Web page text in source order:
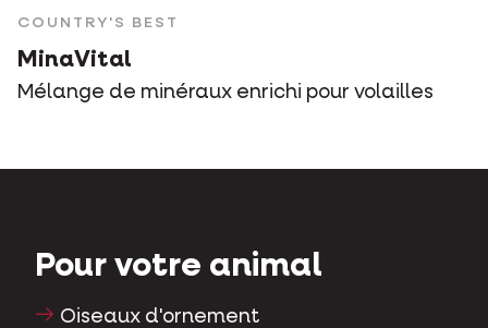
COUNTRY'S BEST
MinaVital
Mélange de minéraux enrichi pour volailles
Pour votre animal
Oiseaux d'ornement